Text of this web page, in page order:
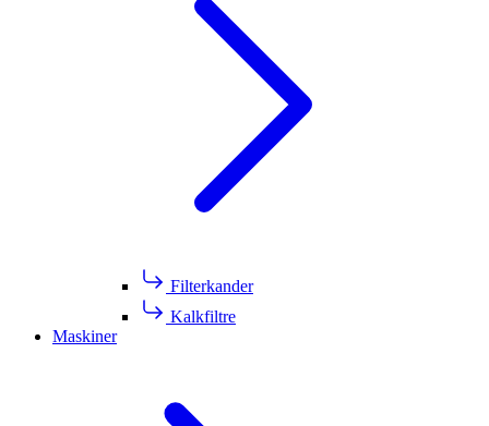
Filterkander
Kalkfiltre
Maskiner